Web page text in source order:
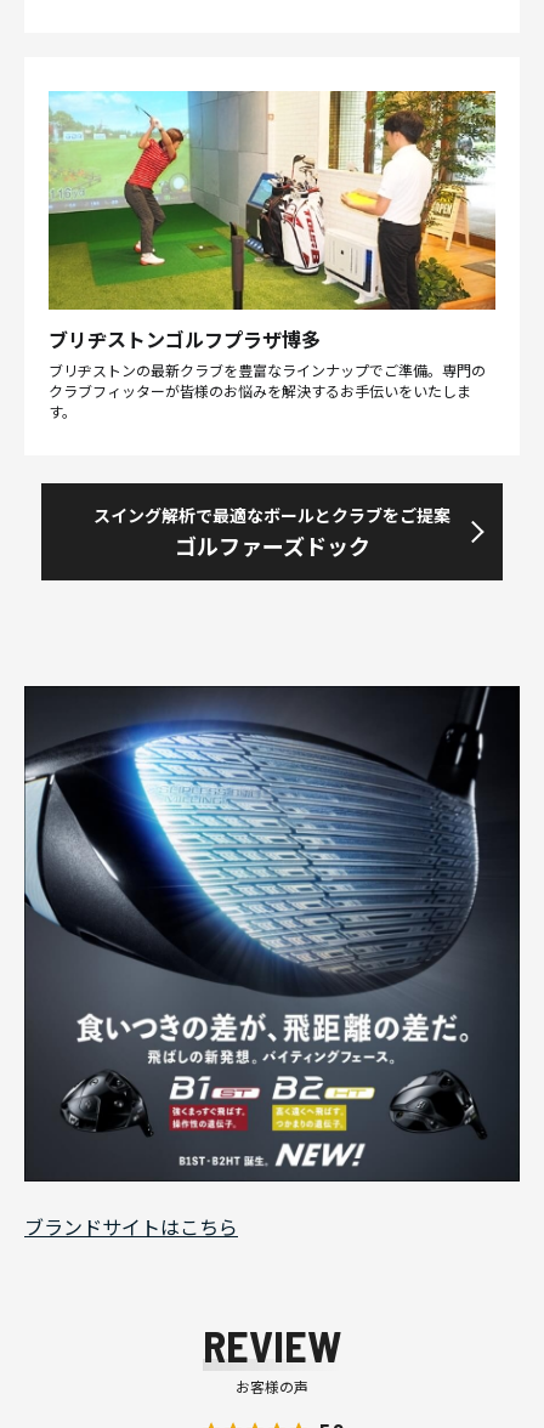
ブリヂストンゴルフプラザ博多
ブリヂストンの最新クラブを豊富なラインナップでご準備。専門の
クラブフィッターが皆様のお悩みを解決するお手伝いをいたしま
す。
スイング解析で最適なボールとクラブをご提案
ゴルファーズドック
ブランドサイトはこちら
REVIEW
お客様の声